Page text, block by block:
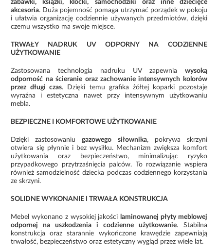
zabawki, książki, klocki, samochodziki oraz inne dziecięce
akcesoria. Duża pojemność pomaga utrzymać porządek w pokoju
i ułatwia organizację codziennie używanych przedmiotów, dzięki
czemu wszystko ma swoje miejsce.
TRWAŁY NADRUK UV ODPORNY NA CODZIENNE
UŻYTKOWANIE
Zastosowana technologia nadruku UV zapewnia wysoką
odporność na ścieranie oraz zachowanie intensywnych kolorów
przez długi czas. Dzięki temu grafika żółtej koparki pozostaje
wyraźna i estetyczna nawet przy intensywnym użytkowaniu
mebla.
BEZPIECZNE I KOMFORTOWE UŻYTKOWANIE
Dzięki zastosowaniugazowego siłownika, pokrywa skrzyni
otwiera się płynnie i bez wysiłku. Mechanizm zwiększa komfort
użytkowania oraz bezpieczeństwo, minimalizując ryzyko
przypadkowego przytrzaśnięcia palców. To rozwiązanie wspiera
również samodzielność dziecka podczas codziennego korzystania
ze skrzyni.
SOLIDNE WYKONANIE I TRWAŁA KONSTRUKCJA
Mebel wykonano z wysokiej jakości laminowanej płyty meblowej
odpornej na uszkodzenia i codzienne użytkowanie. Stabilna
konstrukcja oraz starannie wykończone krawędzie zapewniają
trwałość, bezpieczeństwo oraz estetyczny wygląd przez wiele lat.